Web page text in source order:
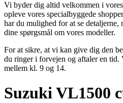
Vi byder dig altid velkommen i
opleve vores specialbyggede
har du mulighed for at se
dine spørgsmål om vores modeller.
For at sikre, at vi kan give dig den
du ringer i forvejen og aftaler en
mellem kl. 9 og 14.
Suzuki VL1500